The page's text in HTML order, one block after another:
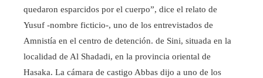
quedaron esparcidos por el cuerpo”, dice el relato de
Yusuf -nombre ficticio-, uno de los entrevistados de
Amnistía en el centro de detención. de Sini, situada en la
localidad de Al Shadadi, en la provincia oriental de
Hasaka. La cámara de castigo Abbas dijo a uno de los